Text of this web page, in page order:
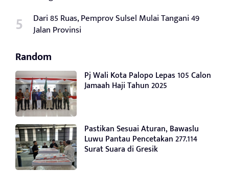
Dari 85 Ruas, Pemprov Sulsel Mulai Tangani 49
Jalan Provinsi
Random
Pj Wali Kota Palopo Lepas 105 Calon
Jamaah Haji Tahun 2025
Pastikan Sesuai Aturan, Bawaslu
Luwu Pantau Pencetakan 277.114
Surat Suara di Gresik